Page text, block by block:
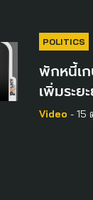
POLITICS
พักหนี้เ
เพิ่มระย
Video - 15